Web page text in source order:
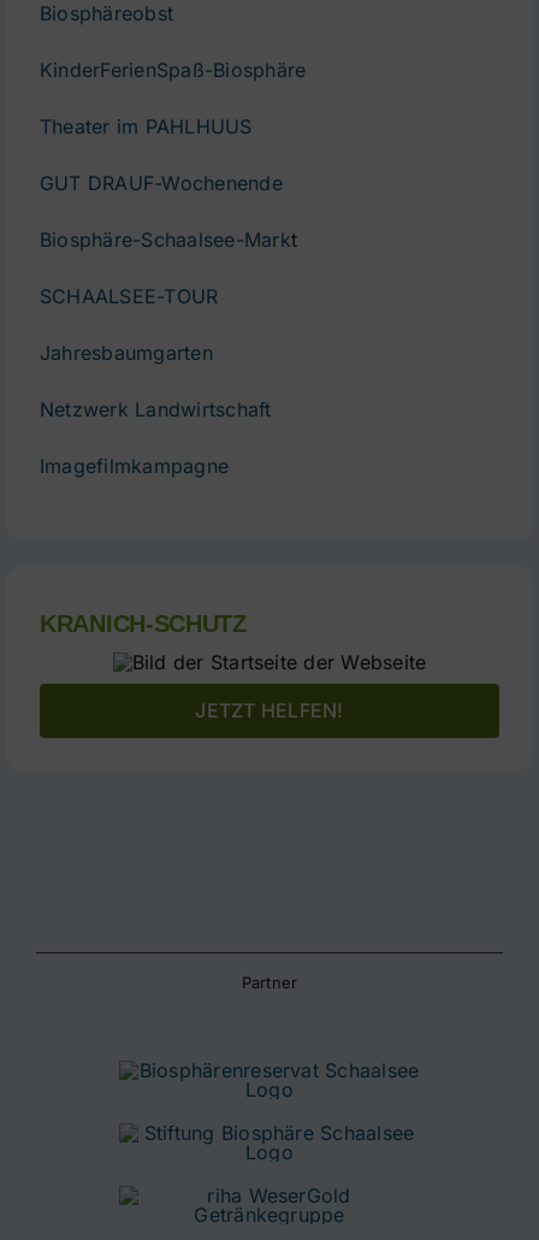
Biosphäreobst
KinderFerienSpaß-Biosphäre
Theater im PAHLHUUS
GUT DRAUF-Wochenende
Biosphäre-Schaalsee-Markt
SCHAALSEE-TOUR
Jahresbaumgarten
Netzwerk Landwirtschaft
Imagefilmkampagne
KRANICH-SCHUTZ
JETZT HELFEN!
Partner